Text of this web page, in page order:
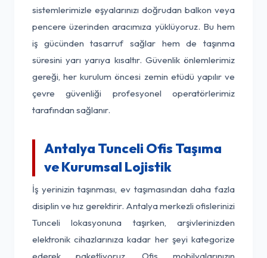
sistemlerimizle eşyalarınızı doğrudan balkon veya
pencere üzerinden aracımıza yüklüyoruz. Bu hem
iş gücünden tasarruf sağlar hem de taşınma
süresini yarı yarıya kısaltır. Güvenlik önlemlerimiz
gereği, her kurulum öncesi zemin etüdü yapılır ve
çevre güvenliği profesyonel operatörlerimiz
tarafından sağlanır.
Antalya Tunceli Ofis Taşıma
ve Kurumsal Lojistik
İş yerinizin taşınması, ev taşımasından daha fazla
disiplin ve hız gerektirir. Antalya merkezli ofislerinizi
Tunceli lokasyonuna taşırken, arşivlerinizden
elektronik cihazlarınıza kadar her şeyi kategorize